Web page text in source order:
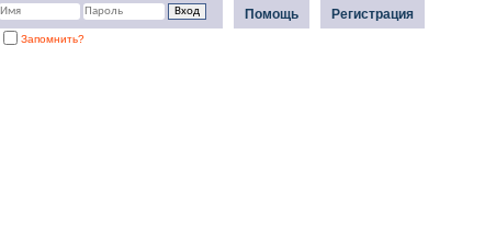
Регистрация
Помощь
Запомнить?